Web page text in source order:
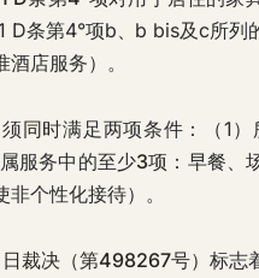
D条第4°项b、b bis及c所列
店服务）。
同时满足两项条件：（1
服务中的至少3项 ：早餐、
个性化接待）。
裁决（第498267号） 标志